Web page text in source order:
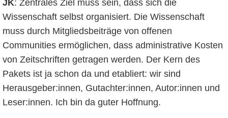
JK: Zentrales Ziel muss sein, dass sich die
Wissenschaft selbst organisiert. Die Wissenschaft
muss durch Mitgliedsbeiträge von offenen
Communities ermöglichen, dass administrative Kosten
von Zeitschriften getragen werden. Der Kern des
Pakets ist ja schon da und etabliert: wir sind
Herausgeber:innen, Gutachter:innen, Autor:innen und
Leser:innen. Ich bin da guter Hoffnung.